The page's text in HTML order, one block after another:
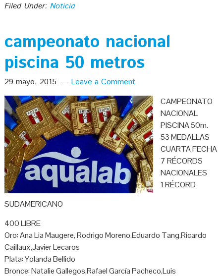
Filed Under: Noticia
campeonato nacional
piscina 50 metros
29 mayo, 2015 Leave a Comment
CAMPEONATO
NACIONAL
PISCINA 50m.
53 MEDALLAS
CUARTA FECHA
7 RÉCORDS
NACIONALES
1 RÉCORD
SUDAMERICANO
400 LIBRE
Oro: Ana Lia Maugere, Rodrigo Moreno,Eduardo Tang,Ricardo
Caillaux,Javier Lecaros
Plata: Yolanda Bellido
Bronce: Natalie Gallegos,Rafael García Pacheco,Luis